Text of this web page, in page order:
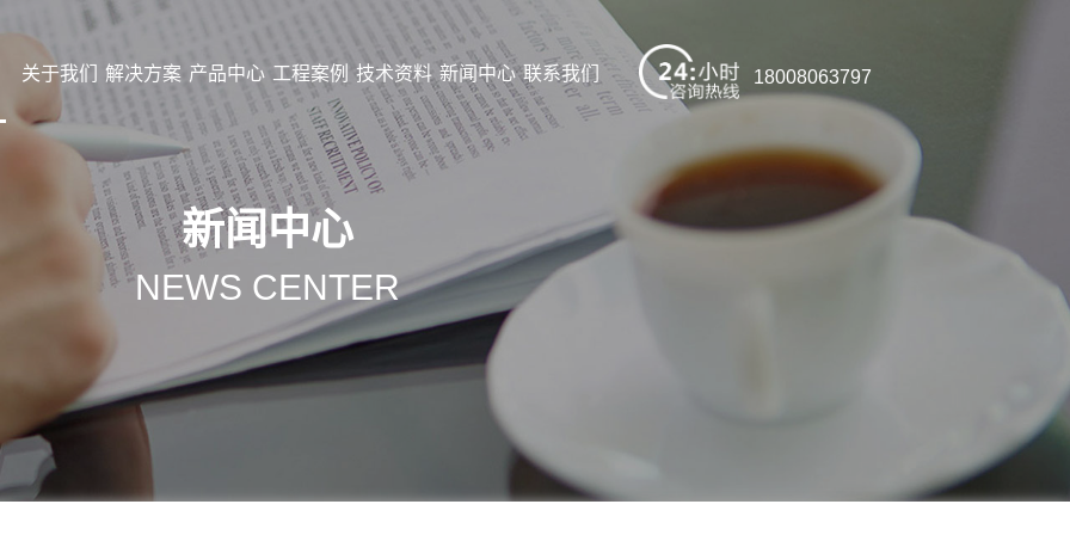
18008063797
关于我们 解决方案 产品中心 工程案例 技术资料 新闻中心 联系我们
新闻中心
NEWS CENTER